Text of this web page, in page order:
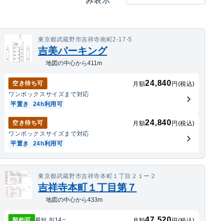
東京都武蔵野市吉祥寺南町2-17-5
吉美パーキング
地図の中心から411m
空き待ち可 月額24,840 円(税込)
ワンボックスサイズまで対応
平置き
24h利用可
空き待ち可 月額24,840 円(税込)
ワンボックスサイズまで対応
平置き
24h利用可
東京都武蔵野市吉祥寺本町１丁目２１ー２
吉祥寺本町１丁目第７
地図の中心から433m